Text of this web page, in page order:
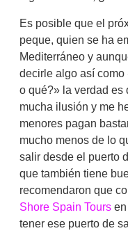
Es posible que el
peque, quien se ha
Mediterráneo y
decirle algo así
o qué?» la verdad es
mucha ilusión y me
menores pagan
mucho menos de lo
salir desde el puerto
que también tiene
recomendaron que
Shore Spain Toursen
tener ese puerto de